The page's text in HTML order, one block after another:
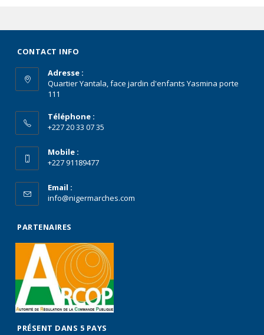
CONTACT INFO
Adresse :
Quartier Yantala, face jardin d'enfants Yasmina porte
111
Téléphone :
+227 20 33 07 35
Mobile :
+227 91189477
Email :
info@nigermarches.com
PARTENAIRES
PRÉSENT DANS 5 PAYS